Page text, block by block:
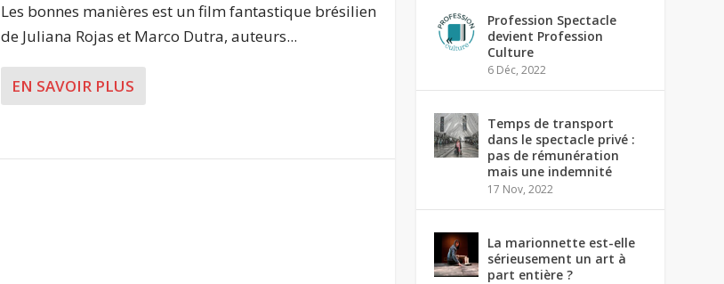
Les bonnes manières est un film fantastique brésilien
de Juliana Rojas et Marco Dutra, auteurs...
EN SAVOIR PLUS
Profession Spectacle
devient Profession
Culture
6 Déc, 2022
Temps de transport
dans le spectacle privé :
pas de rémunération
mais une indemnité
17 Nov, 2022
La marionnette est-elle
sérieusement un art à
part entière ?